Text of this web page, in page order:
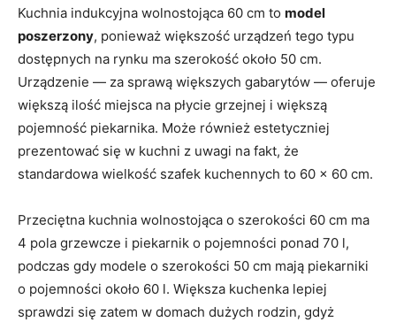
Kuchnia indukcyjna wolnostojąca 60 cm to model
poszerzony, ponieważ większość urządzeń tego typu
dostępnych na rynku ma szerokość około 50 cm.
Urządzenie — za sprawą większych gabarytów — oferuje
większą ilość miejsca na płycie grzejnej i większą
pojemność piekarnika. Może również estetyczniej
prezentować się w kuchni z uwagi na fakt, że
standardowa wielkość szafek kuchennych to 60 x 60 cm.
Przeciętna kuchnia wolnostojąca o szerokości 60 cm ma
4 pola grzewcze i piekarnik o pojemności ponad 70 l,
podczas gdy modele o szerokości 50 cm mają piekarniki
o pojemności około 60 l. Większa kuchenka lepiej
sprawdzi się zatem w domach dużych rodzin, gdyż